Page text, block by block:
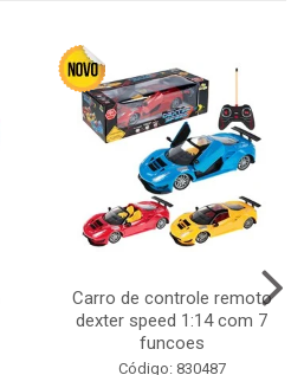
Carro de controle remoto
dexter speed 1:14 com 7
funcoes
Código: 830487